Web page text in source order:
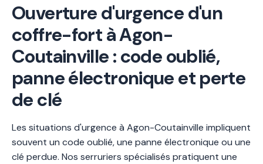
Ouverture d'urgence d'un
coffre-fort à Agon-
Coutainville : code oublié,
panne électronique et perte
de clé
Les situations d'urgence à Agon-Coutainville impliquent
souvent un code oublié, une panne électronique ou une
clé perdue. Nos serruriers spécialisés pratiquent une